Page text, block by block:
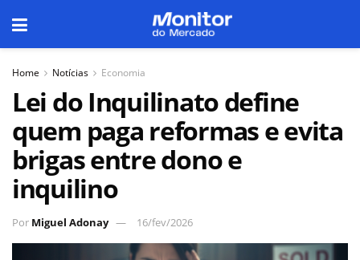
Home Notícias Economia
Lei do Inquilinato define
quem paga reformas e evita
brigas entre dono e
inquilino
Por Miguel Adonay 16/fev/2026